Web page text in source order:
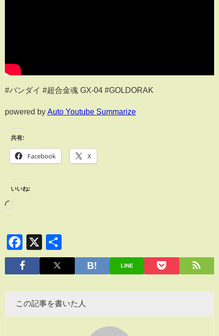
#バンダイ #超合金魂 GX-04 #GOLDORAK
powered by Auto Youtube Summarize
共有:
Facebook X
いいね:
Facebook
X
有
LINE
この記事を書いた人